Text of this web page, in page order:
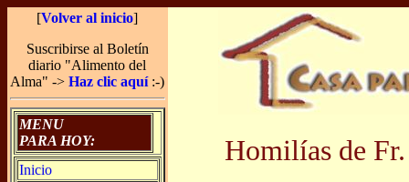
[Volver al inicio]
Suscribirse al Boletín
diario "Alimento del
Alma" ->Haz clic aquí:-)
MENU
PARA HOY:
Inicio
Homilías de